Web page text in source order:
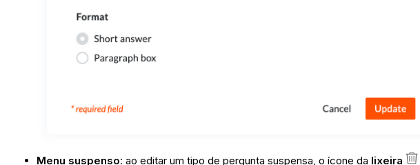
Menu suspenso: ao editar um tipo de pergunta suspensa, o ícone da lixeira